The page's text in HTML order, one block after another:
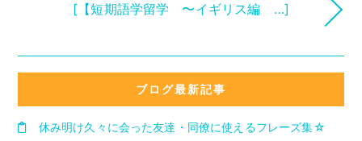
[【短期語学留学 〜イギリス編 …]
ブログ最新記事
休み明け久々に会った友達・同僚に使えるフレーズ集☆